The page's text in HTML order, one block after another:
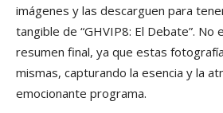
imágenes y las descarguen para
tangible de “GHVIP8: El Debate”. No
resumen final, ya que estas
mismas, capturando la esencia y la
emocionante programa.